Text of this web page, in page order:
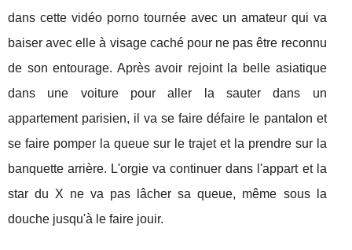
dans cette vidéo porno tournée avec un amateur qui va
baiser avec elle à visage caché pour ne pas être reconnu
de son entourage. Après avoir rejoint la belle asiatique
dans une voiture pour aller la sauter dans un
appartement parisien, il va se faire défaire le pantalon et
se faire pomper la queue sur le trajet et la prendre sur la
banquette arrière. L'orgie va continuer dans l'appart et la
star du X ne va pas lâcher sa queue, même sous la
douche jusqu'à le faire jouir.